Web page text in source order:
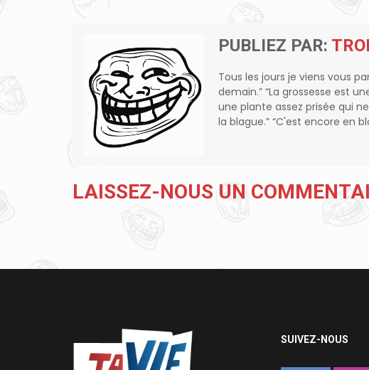
PUBLIEZ PAR:
Tous les jours je viens vous
demain.” “La grossesse est
une plante assez prisée qui
la blague.” “C'est encore en
LAISSEZ-NOUS UN
SUIVEZ-NOUS